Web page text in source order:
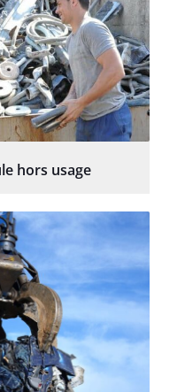
hors usage